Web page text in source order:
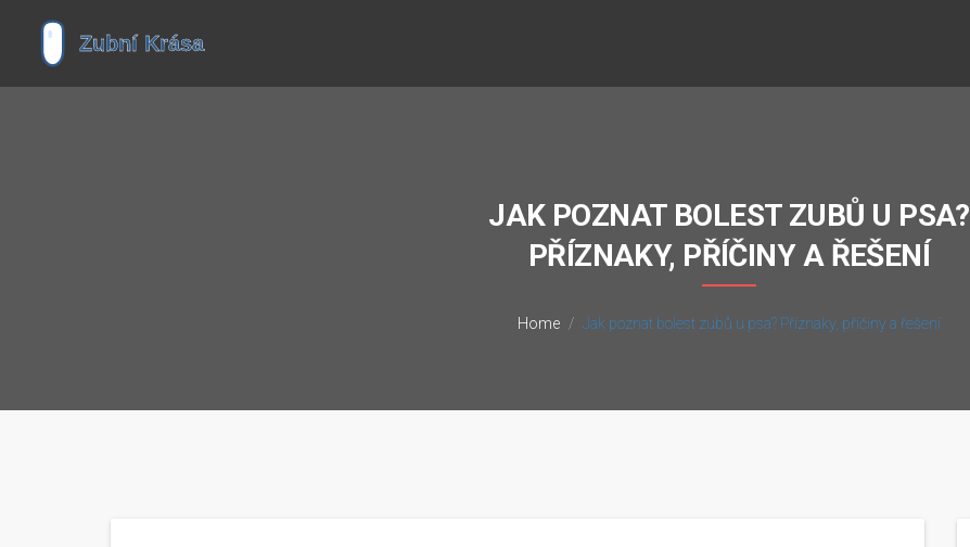
JAK POZNAT BOLEST ZUBŮ U PSA?
PŘÍZNAKY, PŘÍČINY A ŘEŠENÍ
Home Jak poznat bolest zubů u psa? Příznaky, příčiny a řešení